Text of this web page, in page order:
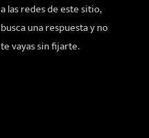
a las redes de este sitio,
busca una respuesta y no
te vayas sin fijarte.